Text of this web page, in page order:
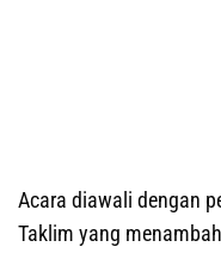
Acara diawali dengan
Taklim yang